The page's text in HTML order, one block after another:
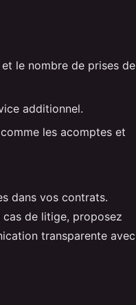
le nombre de prises de
additionnel.
les acomptes et
dans vos contrats.
cas de litige, proposez
transparente avec